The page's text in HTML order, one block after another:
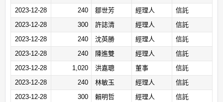
2023-12-28
240 鄒世芳 經理人
信託
2023-12-28
300 許誌清 經理人
信託
2023-12-28
240 沈英勝 經理人
信託
2023-12-28
240 陳進雙 經理人
信託
2023-12-28
1,020 洪嘉聰 董事
信託
2023-12-28
240 林敏玉 經理人
信託
2023-12-28
300 賴明哲 經理人
信託